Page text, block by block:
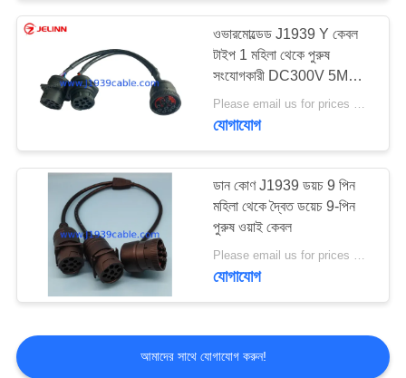
ওভারমোল্ডেড J1939 Y কেবল
টাইপ 1 মহিলা থেকে পুরুষ
সংযোগকারী DC300V 5M
ohm/10ms
Please email us for prices MOQ:100 পিসি
যোগাযোগ
ডান কোণ J1939 ডয়চ 9 পিন
মহিলা থেকে দ্বৈত ডয়েচ 9-পিন
পুরুষ ওয়াই কেবল
Please email us for prices MOQ:100 PCS
যোগাযোগ
আমাদের সাথে যোগাযোগ করুন!